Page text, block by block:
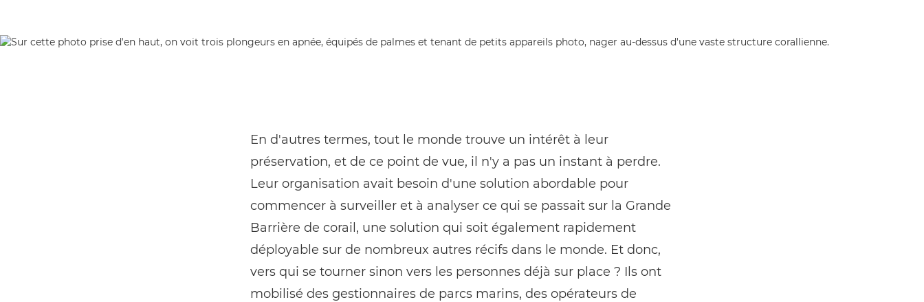
En d'autres termes, tout le monde trouve un intérêt à leur
préservation, et de ce point de vue, il n'y a pas un instant à perdre.
Leur organisation avait besoin d'une solution abordable pour
commencer à surveiller et à analyser ce qui se passait sur la Grande
Barrière de corail, une solution qui soit également rapidement
déployable sur de nombreux autres récifs dans le monde. Et donc,
vers qui se tourner sinon vers les personnes déjà sur place ? Ils ont
mobilisé des gestionnaires de parcs marins, des opérateurs de